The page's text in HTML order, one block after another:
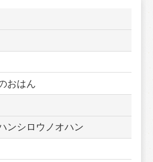
おはん
ンシロウノオハン